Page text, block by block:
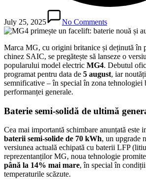
July 25, 2025 No Comments
Marca MG, cu origini britanice și deținută în
chinez SAIC, se pregătește să lanseze o
popularului model electric MG4. Debutul
programat pentru data de 5 august, iar
semnificative – în special în zona tehnologiei
performanței generale.
Baterie semi-solidă de ultimă
Cea mai importantă schimbare anunțată este
baterii semi-solide de 70 kWh, un upgrade
versiunea actuală echipată cu baterii LFP
reprezentanților MG, noua tehnologie
până la 14% mai mare, în special în
temperaturile scăzute.